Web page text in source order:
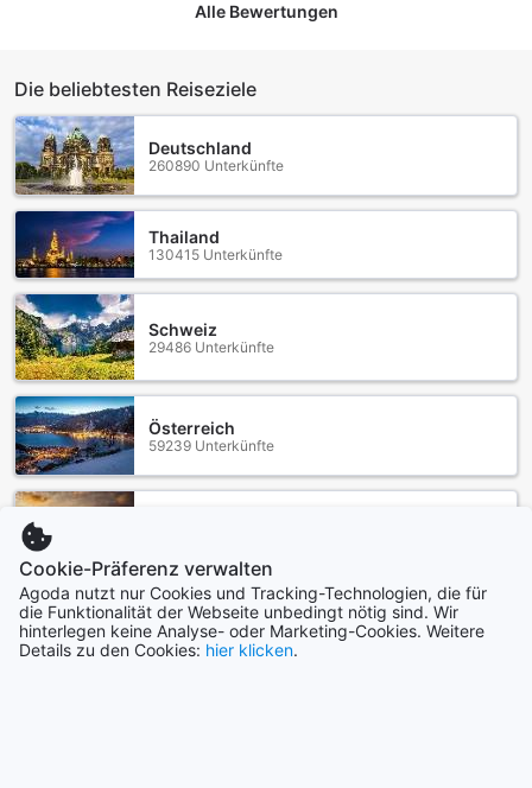
Alle Bewertungen
Die beliebtesten Reiseziele
Deutschland
260890 Unterkünfte
Thailand
130415 Unterkünfte
Schweiz
29486 Unterkünfte
Österreich
59239 Unterkünfte
Mehr anzeigen
Cookie-Präferenz verwalten
Agoda nutzt nur Cookies und Tracking-Technologien, die für
die Funktionalität der Webseite unbedingt nötig sind. Wir
hinterlegen keine Analyse- oder Marketing-Cookies. Weitere
Details zu den Cookies: hier klicken.